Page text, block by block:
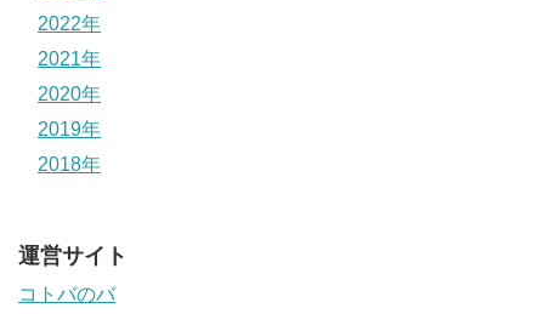
2022年
2021年
2020年
2019年
2018年
運営サイト
コトバのバ